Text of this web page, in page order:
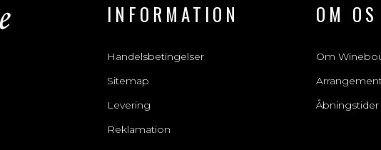
INFORMATION
Handelsbetingelser
Sitemap
Levering
Reklamation
OM OS
Om
Åbningstider